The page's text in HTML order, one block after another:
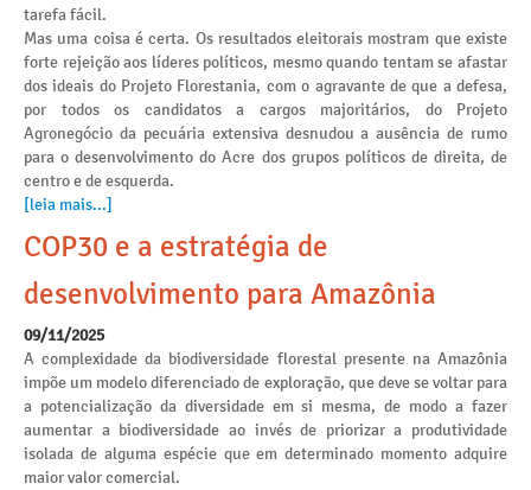
tarefa fácil.
Mas uma coisa é certa. Os resultados eleitorais mostram que existe
forte rejeição aos líderes políticos, mesmo quando tentam se afastar
dos ideais do Projeto Florestania, com o agravante de que a defesa,
por todos os candidatos a cargos majoritários, do Projeto
Agronegócio da pecuária extensiva desnudou a ausência de rumo
para o desenvolvimento do Acre dos grupos políticos de direita, de
centro e de esquerda.
[leia mais...]
COP30 e a estratégia de
desenvolvimento para Amazônia
09/11/2025
A complexidade da biodiversidade florestal presente na Amazônia
impõe um modelo diferenciado de exploração, que deve se voltar para
a potencialização da diversidade em si mesma, de modo a fazer
aumentar a biodiversidade ao invés de priorizar a produtividade
isolada de alguma espécie que em determinado momento adquire
maior valor comercial.